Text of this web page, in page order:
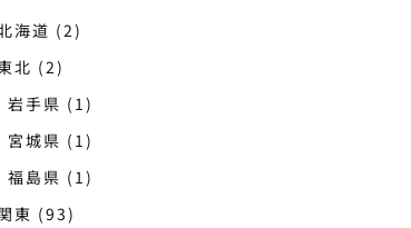
海道 (2)
北 (2)
岩手県 (1)
宮城県 (1)
福島県 (1)
東 (93)